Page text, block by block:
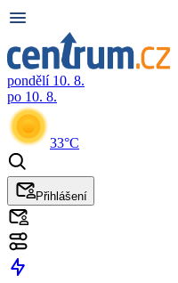
pondělí 10. 8.
po 10. 8.
33°C
Přihlášení